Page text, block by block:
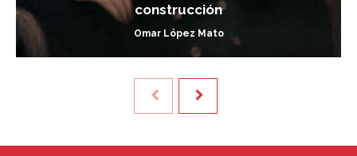
construcción
Omar López Mato